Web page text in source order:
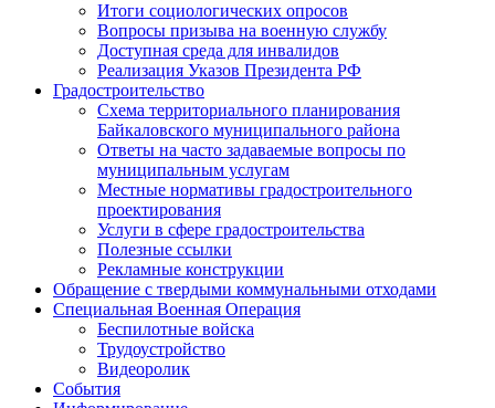
Итоги социологических опросов
Вопросы призыва на военную службу
Доступная среда для инвалидов
Реализация Указов Президента РФ
Градостроительство
Схема территориального планирования
Байкаловского муниципального района
Ответы на часто задаваемые вопросы по
муниципальным услугам
Местные нормативы градостроительного
проектирования
Услуги в сфере градостроительства
Полезные ссылки
Рекламные конструкции
Обращение с твердыми коммунальными отходами
Специальная Военная Операция
Беспилотные войска
Трудоустройство
Видеоролик
События